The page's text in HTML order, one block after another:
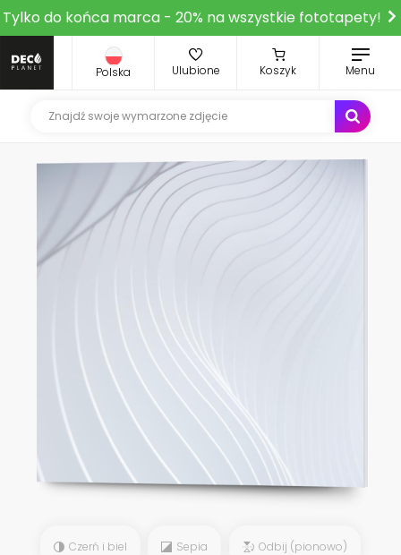
Tylko do końca marca - 20% na wszystkie fototapety!
Polska Ulubione Koszyk Menu
Czerń i biel Sepia Odbij (pionowo)